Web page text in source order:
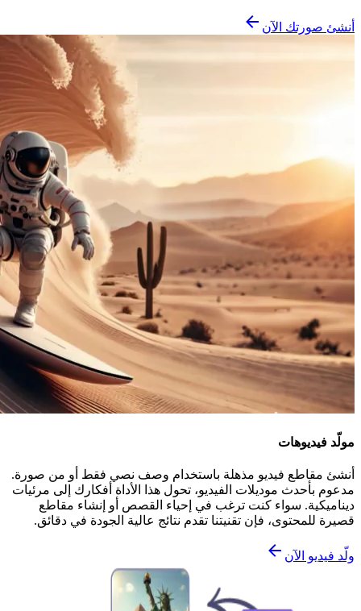
أنشئ صورتك الآن
مولّد فيديوهات
أنشئ مقاطع فيديو مذهلة باستخدام وصف نصي فقط أو من صورة.
مدعوم بأحدث موديلات الفيديو، تحول هذا الأداة أفكارك إلى مرئيات
ديناميكية. سواء كنت ترغب في إحياء القصص أو إنشاء مقاطع
قصيرة للمحتوى، فإن تقنيتنا تقدم نتائج عالية الجودة في دقائق.
ولّد فيديو الآن